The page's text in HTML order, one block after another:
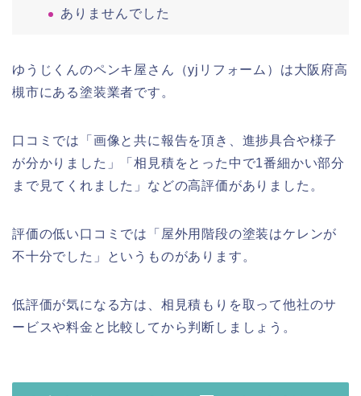
ありませんでした
ゆうじくんのペンキ屋さん（yjリフォーム）は大阪府高
槻市にある塗装業者です。
口コミでは「画像と共に報告を頂き、進捗具合や様子
が分かりました」「相見積をとった中で1番細かい部分
まで見てくれました」などの高評価がありました。
評価の低い口コミでは「屋外用階段の塗装はケレンが
不十分でした」というものがあります。
低評価が気になる方は、相見積もりを取って他社のサ
ービスや料金と比較してから判断しましょう。